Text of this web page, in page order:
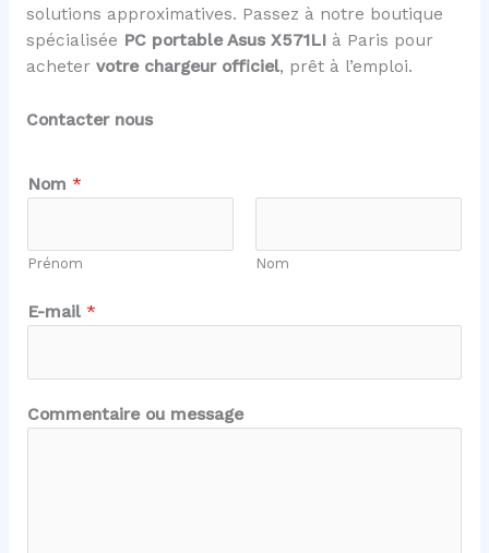
solutions approximatives. Passez à notre boutique
spécialisée PC portable Asus X571LI à Paris pour
acheter votre chargeur officiel, prêt à l’emploi.
Contacter nous
E
-
a
l
*
o
m
m
Nom *
Prénom Nom
E-mail *
Commentaire ou message